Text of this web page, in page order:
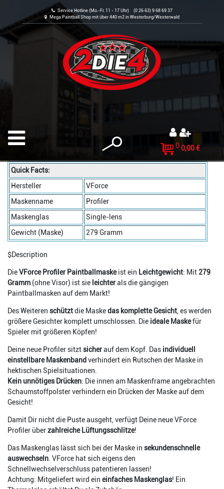
Service Hotline (Mo.-Fr. 11 - 17 Uhr) (0 26 63) 9 68 69 37
Mega Paintball Shop mit über 440 m2 in Westerburg/Westerwald
0 0,00 €
Quick Facts:
Hersteller
VForce
Maskenname
Profiler
Maskenglas
Single-lens
Gewicht (Maske)
279 Gramm
$Description
DieVForce Profiler Paintballmaskeist ein Leichtgewicht: Mit 279
Gramm (ohne Visor) ist sie leichterals die gängigen
Paintballmasken auf dem Markt!
Des Weiteren schütztdie Maskedas komplette Gesicht , es werden
größere Gesichter komplett umschlossen. Die ideale Maskefür
Spieler mit größeren Köpfen!
Deine neue Profiler sitztsicherauf dem Kopf. Das individuell
einstellbare Maskenband verhindert ein Rutschen der Maske in
hektischen Spielsituationen.
Kein unnötiges Drücken: Die innen am Maskenframe angebrachten
Schaumstoffpolster verhindern ein Drücken der Maske auf dem
Gesicht!
Damit Dir nicht die Puste ausgeht, verfügt Deine neue VForce
Profiler überzahlreiche Lüftungsschlitze!
Das Maskenglas lässt sich bei der Maske in sekundenschnelle
auswechseln . VForce hat sich eigens den
Schnellwechselverschluss patentieren lassen!
Achtung: Mitgeliefert wird ein einfaches Maskenglas! Ein